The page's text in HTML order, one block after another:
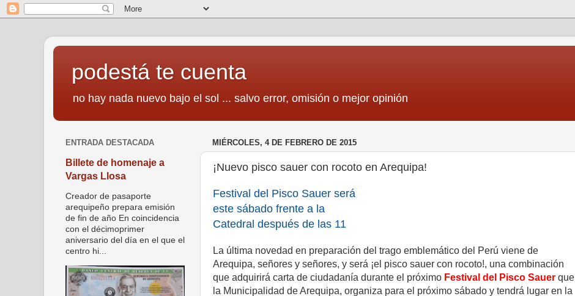
podestá te cuenta
no hay nada nuevo bajo el sol ... salvo error, omisión o mejor opinión
MIÉRCOLES, 4 DE FEBRERO DE 2015
¡Nuevo pisco sauer con rocoto en Arequipa!
Festival del Pisco Sauer será
este sábado frente a la
Catedral después de las 11
La última novedad en preparación del trago emblemático del Perú viene de
Arequipa, señores y señores, y será ¡el pisco sauer con rocoto!, una combinación
que adquirirá carta de ciudadanía durante el próximo Festival del Pisco Sauer que
la Municipalidad de Arequipa, organiza para el próximo sábado y tendrá lugar en la
ENTRADA DESTACADA
Billete de homenaje a
Vargas Llosa
Creador de pasaporte
arequipeño prepara emisión
de fin de año En coincidencia
con el décimoprimer
aniversario del día en el que el
centro hi...